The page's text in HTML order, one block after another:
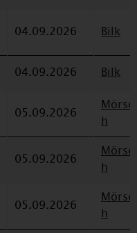
04.09.2026 Bilk
04.09.2026
Bilk
05.09.2026
h
05.09.2026
h
05.09.2026
h